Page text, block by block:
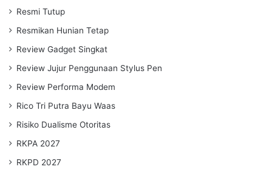
Resmi Tutup
Resmikan Hunian Tetap
Review Gadget Singkat
Review Jujur Penggunaan Stylus Pen
Review Performa Modem
Rico Tri Putra Bayu Waas
Risiko Dualisme Otoritas
RKPA 2027
RKPD 2027